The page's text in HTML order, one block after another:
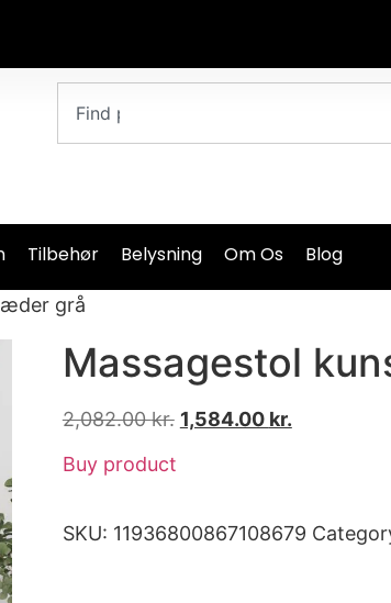
Tilbehør Belysning Om Os Blog
grå
Massagestol
2,082.00kr. 1,584.00 kr.
Buy product
SKU: 11936800867108679